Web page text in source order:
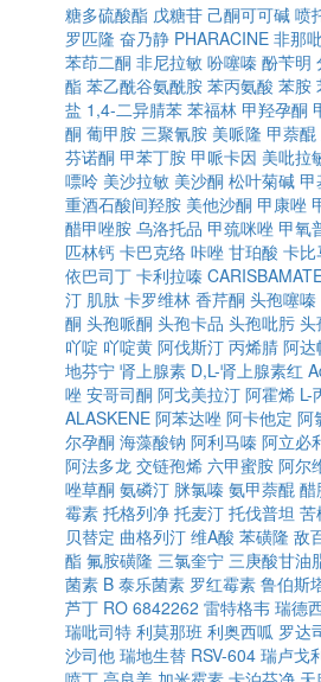
糖多硫酸酯 戊糖苷 己酮可可碱 喷
罗匹隆 奋乃静 PHARACINE 非那
苯茚二酮 非尼拉敏 吩噻嗪 酚苄明
酯 苯乙酰谷氨酰胺 苯丙氨酸 苯胺
盐 1,4-二异腈苯 苯福林 甲羟孕酮
酮 葡甲胺 三聚氰胺 美哌隆 甲萘醌
芬诺酮 甲苯丁胺 甲哌卡因 美吡拉
嘌呤 美沙拉敏 美沙酮 松叶菊碱 甲
重酒石酸间羟胺 美他沙酮 甲康唑
醋甲唑胺 乌洛托品 甲巯咪唑 甲氧
匹林钙 卡巴克络 咔唑 甘珀酸 卡比
依巴司丁 卡利拉嗪
汀 肌肽 卡罗维林 香芹酮 头孢噻嗪
酮 头孢哌酮 头孢卡品 头孢吡肟 头
吖啶 吖啶黄 阿伐斯汀 丙烯腈 阿达
地芬宁 肾上腺素 D,L-肾上腺素红
唑 安哥司酮 阿戈美拉汀 阿霍烯 L-
ALASKENE 阿苯达唑 阿卡他定 阿
尔孕酮 海藻酸钠 阿利马嗪 阿立必
阿法多龙 交链孢烯 六甲蜜胺 阿尔
唑草酮 氨磷汀 脒氯嗪 氨甲萘醌 醋
霉素 托格列净 托麦汀 托伐普坦 苦
贝替定 曲格列汀 维A酸 苯磺隆 敌
酯 氟胺磺隆 三氯奎宁 三庚酸甘油
菌素 B 泰乐菌素 罗红霉素 鲁伯斯
芦丁 RO 6842262 雷特格韦 瑞德
瑞吡司特 利莫那班 利奥西呱 罗达
沙司他 瑞地生替 RSV-604 瑞卢戈